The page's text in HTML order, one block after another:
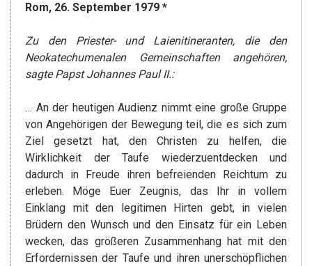
Rom, 26. September 1979 *
Zu den Priester- und Laienitineranten, die den
Neokatechumenalen Gemeinschaften angehören,
sagte Papst Johannes Paul II.:
… An der heutigen Audienz nimmt eine große Gruppe
von Angehörigen der Bewegung teil, die es sich zum
Ziel gesetzt hat, den Christen zu helfen, die
Wirklichkeit der Taufe wiederzuentdecken und
dadurch in Freude ihren befreienden Reichtum zu
erleben. Möge Euer Zeugnis, das Ihr in vollem
Einklang mit den legitimen Hirten gebt, in vielen
Brüdern den Wunsch und den Einsatz für ein Leben
wecken, das größeren Zusammenhang hat mit den
Erfordernissen der Taufe und ihren unerschöpflichen